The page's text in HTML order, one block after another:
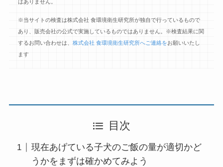
はありません。
※当サイトの検査は株式会社 食環境衛生研究所が独自で行っているもので
あり、販売会社の公式で実施しているものではありません。※検査結果に関
するお問い合わせは、 株式会社 食環境衛生研究所へご連絡をお願いいたし
ます
目次
現在あげている子犬のご飯の量が適切かど
うかをまずは確かめてみよう